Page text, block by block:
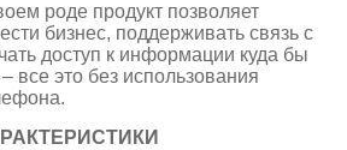
роде продукт позволяет
бизнес, поддерживать связь с
доступ к информации куда бы
все это без использования